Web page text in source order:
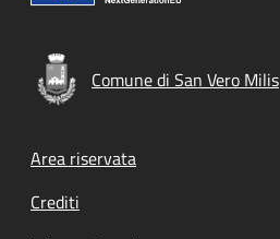
Comune di San Vero Milis
Footer menu
Area riservata
Crediti